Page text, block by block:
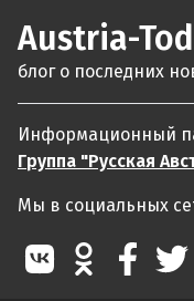
Austria-
блог о последних
Информационный
Группа "Русская
Мы в социальных